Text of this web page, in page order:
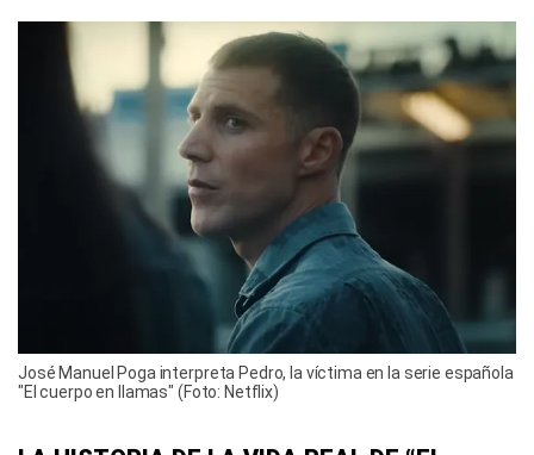
José Manuel Poga interpreta Pedro, la víctima en la serie española
"El cuerpo en llamas" (Foto: Netflix)